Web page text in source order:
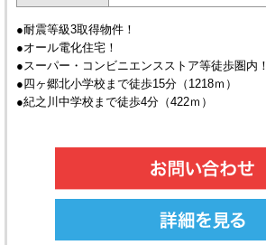
●耐震等級3取得物件！
●オール電化住宅！
●スーパー・コンビニエンスストア等徒歩圏内！
●四ヶ郷北小学校まで徒歩15分（1218ｍ）
●紀之川中学校まで徒歩4分（422ｍ）